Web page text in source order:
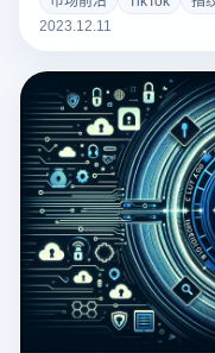
键。然而，同时使用多
下，使用免费指纹浏览
个TikTok账户，提高工
2023.12.11